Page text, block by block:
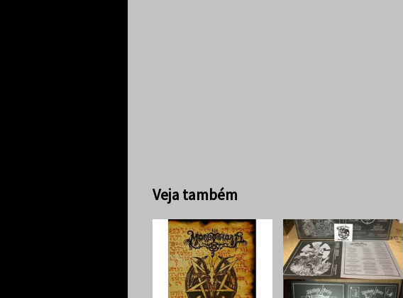
Veja também